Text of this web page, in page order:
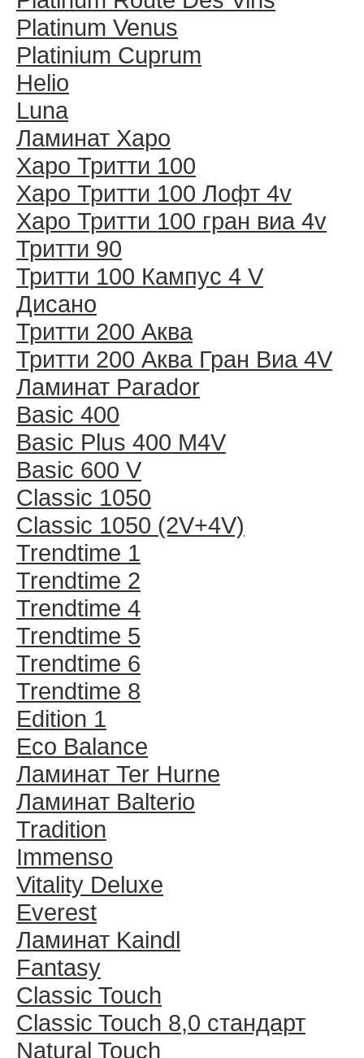
Platinum Venus
Platinium Cuprum
Helio
Luna
Ламинат Харо
Харо Тритти 100
Харо Тритти 100 Лофт 4v
Харо Тритти 100 гран виа 4v
Тритти 90
Тритти 100 Кампус 4 V
Дисано
Тритти 200 Аква
Тритти 200 Аква Гран Виа 4V
Ламинат Parador
Basic 400
Basic Plus 400 M4V
Basic 600 V
Classic 1050
Classic 1050 (2V+4V)
Trendtime 1
Trendtime 2
Trendtime 4
Trendtime 5
Trendtime 6
Trendtime 8
Edition 1
Eco Balance
Ламинат Ter Hurne
Ламинат Balterio
Tradition
Immenso
Vitality Deluxe
Everest
Ламинат Kaindl
Fantasy
Classic Touch
Classic Touch 8,0 стандарт
Natural Touch